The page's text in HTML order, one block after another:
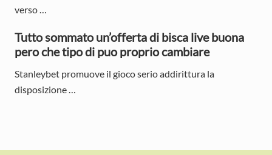
verso …
Tutto sommato un’offerta di bisca live buona
pero che tipo di puo proprio cambiare
Stanleybet promuove il gioco serio addirittura la
disposizione …